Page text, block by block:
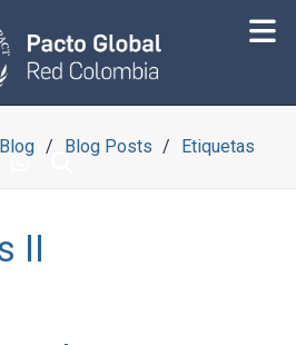
Blog Blog Posts Etiquetas
II